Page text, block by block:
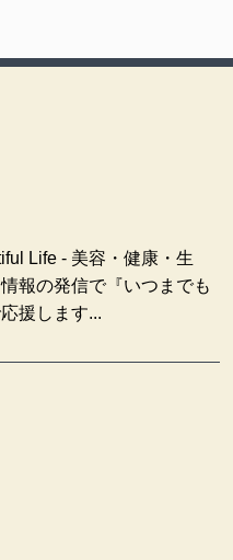
Life - 美容・健康・生
報の発信で『いつまでも
援します...